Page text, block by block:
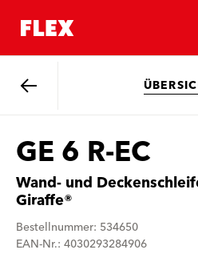
GE 6 R-EC
Wand- und
Giraffe®
Bestellnummer: 534650
EAN-Nr.: 4030293284906